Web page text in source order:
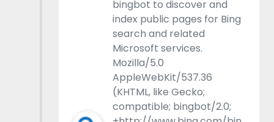
bingbot to discover and
index public pages for Bing
search and related
Microsoft services.
Mozilla/5.0
AppleWebKit/537.36
(KHTML, like Gecko;
compatible; bingbot/2.0;